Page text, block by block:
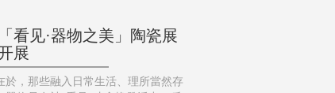
看见·器物之美」陶瓷展
展
於，那些融入日常生活、理所當然存